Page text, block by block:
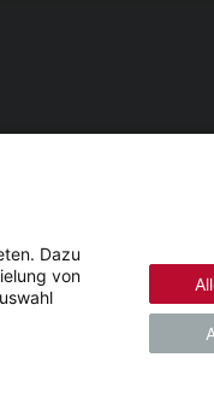
© 2026 - STIEBEL ELTRON
Dazu
von